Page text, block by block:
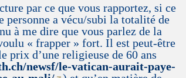
par ce que vous rapportez, si ce
personne a vécu/subi la totalité de
à me dire que vous parlez de la
« frapper » fort. Il est peut-être
prix d’une religieuse de 60 ans
newsf/le-vatican-aurait-paye-